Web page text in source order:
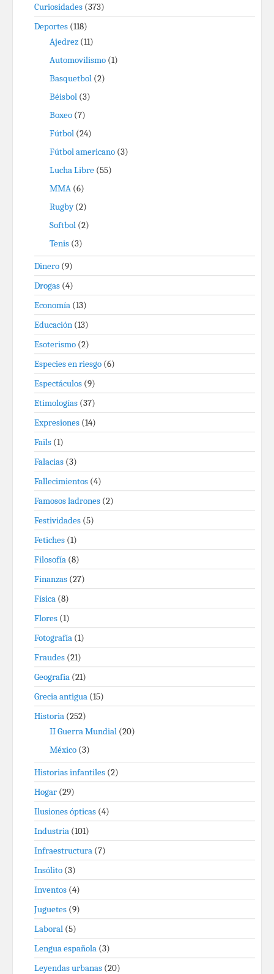
Curiosidades (373)
Deportes (118)
Ajedrez (11)
Automovilismo (1)
Basquetbol (2)
Béisbol (3)
Boxeo (7)
Fútbol (24)
Fútbol americano (3)
Lucha Libre (55)
MMA (6)
Rugby(2)
Softbol (2)
Tenis (3)
Dinero (9)
Drogas (4)
Economía (13)
Educación (13)
Esoterismo (2)
Especies en riesgo (6)
Espectáculos (9)
Etimologías (37)
Expresiones (14)
Fails (1)
Falacias (3)
Fallecimientos (4)
Famosos ladrones (2)
Festividades (5)
Fetiches (1)
Filosofía (8)
Finanzas (27)
Física (8)
Flores (1)
Fotografía (1)
Fraudes (21)
Geografía (21)
Grecia antigua (15)
Historia (252)
II Guerra Mundial (20)
México (3)
Historias infantiles (2)
Hogar (29)
Ilusiones ópticas (4)
Industria (101)
Infraestructura (7)
Insólito (3)
Inventos (4)
Juguetes (9)
Laboral (5)
Lengua española (3)
Leyendas urbanas (20)